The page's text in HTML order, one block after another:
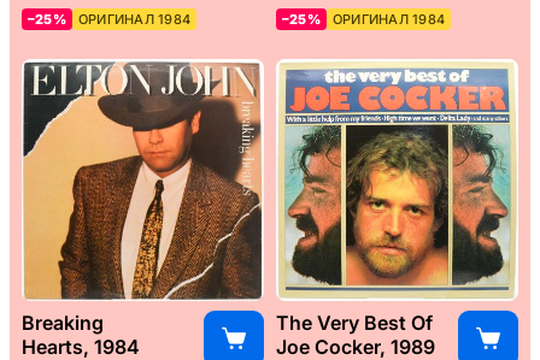
–25% ОРИГИНАЛ 1984 –25% ОРИГИНАЛ 1984
Breaking
Hearts, 1984
The Very Best Of
Joe Cocker, 1989